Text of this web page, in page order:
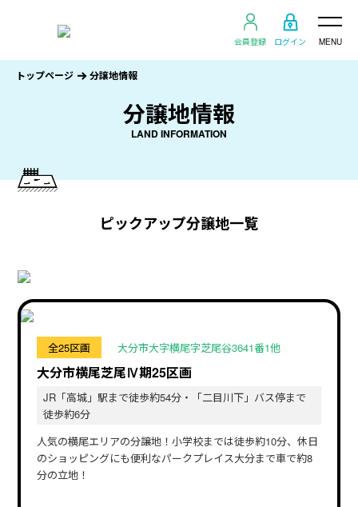
会員登録 ログイン MENU
分譲地情報
LAND INFORMATION
トップページ 分譲地情報
ピックアップ分譲地一覧
全25区画 大分市大字横尾字芝尾谷3641番1他
大分市横尾芝尾Ⅳ期25区画
JR「高城」駅まで徒歩約54分・「二目川下」バス停まで
徒歩約6分
人気の横尾エリアの分譲地！小学校までは徒歩約10分、休日
のショッピングにも便利なパークプレイス大分まで車で約8
分の立地！